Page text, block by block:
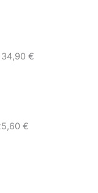
34,90 €
€